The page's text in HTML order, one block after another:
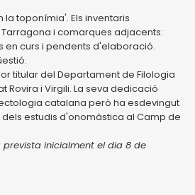
la toponímia'. Els inventaris
i comarques adjacents:
en curs i pendents d'elaboració.
titular del Departament de Filologia
Rovira i Virgili. La seva dedicació
catalana però ha esdevingut
estudis d'onomàstica al Camp de
inicialment el dia 8 de